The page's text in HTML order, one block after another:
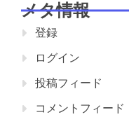
メタ情報
登録
ログイン
投稿フィード
コメントフィード